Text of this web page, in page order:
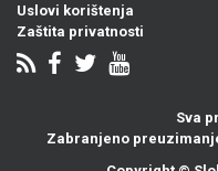
Uslovi korištenja
Zaštita privatnosti
Sva
Zabranjeno